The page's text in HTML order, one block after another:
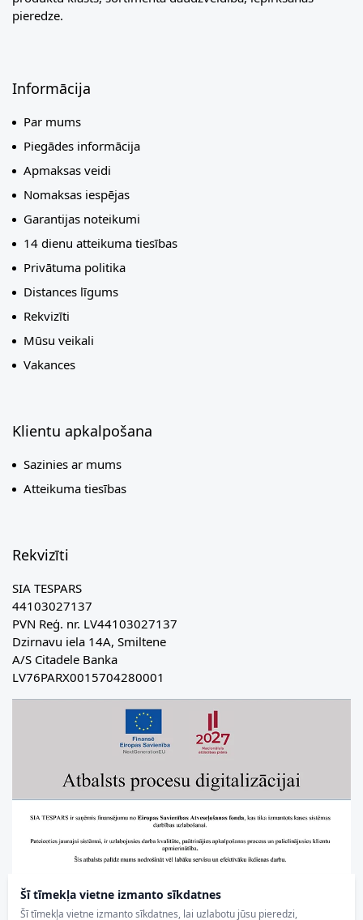
Šī tīmekļa vietne izmanto sīkdatnes
Šī tīmekļa vietne izmanto sīkdatnes, lai uzlabotu jūsu pieredzi,
pieredze.
Informācija
Par mums
Piegādes informācija
Apmaksas veidi
Nomaksas iespējas
Garantijas noteikumi
14 dienu atteikuma tiesības
Privātuma politika
Distances līgums
Rekvizīti
Mūsu veikali
Vakances
Klientu apkalpošana
Sazinies ar mums
Atteikuma tiesības
Rekvizīti
SIA TESPARS
44103027137
PVN Reģ. nr. LV44103027137
Dzirnavu iela 14A, Smiltene
A/S Citadele Banka
LV76PARX0015704280001